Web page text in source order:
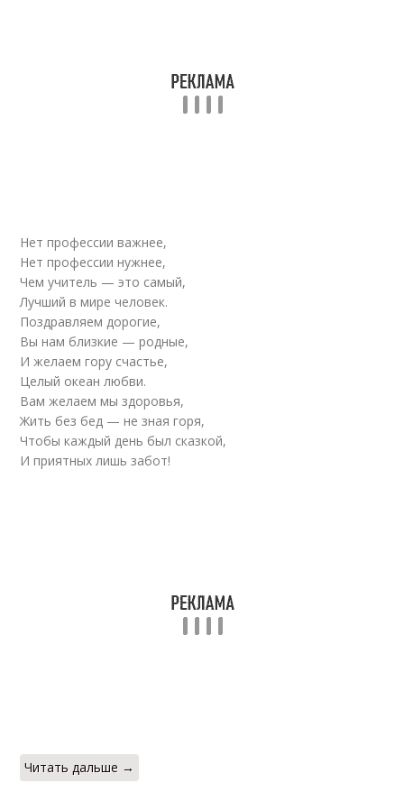
Нет профессии важнее,
Нет профессии нужнее,
Чем учитель — это самый,
Лучший в мире человек.
Поздравляем дорогие,
Вы нам близкие — родные,
И желаем гору счастье,
Целый океан любви.
Вам желаем мы здоровья,
Жить без бед — не зная горя,
Чтобы каждый день был сказкой,
И приятных лишь забот!
Читать дальше →